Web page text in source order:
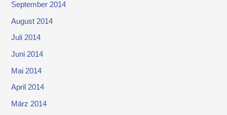
September 2014
August 2014
Juli 2014
Juni 2014
Mai 2014
April 2014
März 2014